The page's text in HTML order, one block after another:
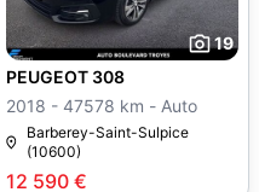
19
12 590 €
PEUGEOT 308
2018 - 47578 km - Auto
Barberey-Saint-Sulpice
(10600)